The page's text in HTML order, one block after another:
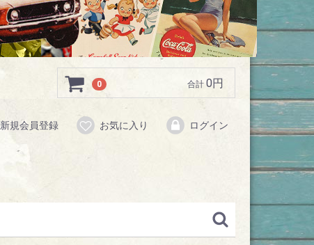
新規会員登録 お気に入り ログイン
0 合計 0円